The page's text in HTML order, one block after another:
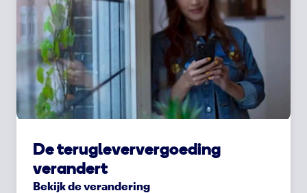
De terugleververgoeding
verandert
Bekijk de verandering